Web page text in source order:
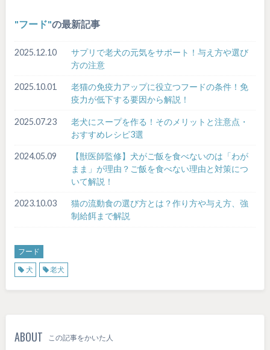
フード の最新記事
2025.12.10
サプリで老犬の元気をサポート！与え方や選び
方の注意
2025.10.01
老猫の免疫力アップに役立つフードの条件！免
疫力が低下する要因から解説！
2025.07.23
老犬にスープを作る！そのメリットと注意点・
おすすめレシピ3選
2024.05.09
【獣医師監修】犬がご飯を食べないのは「わが
まま」が理由？ご飯を食べない理由と対策につ
いて解説！
2023.10.03
猫の流動食の選び方とは？作り方や与え方、強
制給餌まで解説
フード
犬
老犬
ABOUT この記事をかいた人